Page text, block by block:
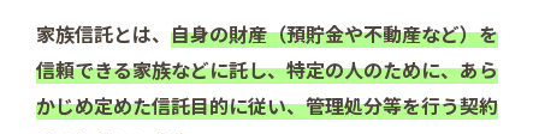
家族信託とは、 自身の財産（預貯金や不動産など）を
信頼できる家族などに託し、特定の人のために、あら
かじめ定めた信託目的に従い、管理処分等を行う契約